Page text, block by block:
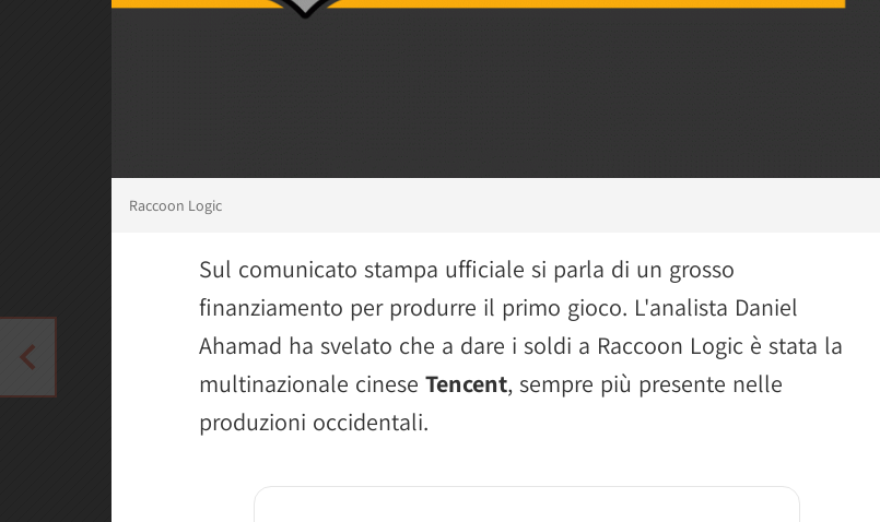
Raccoon Logic
Sul comunicato stampa ufficiale si parla di un grosso
finanziamento per produrre il primo gioco. L'analista Daniel
Ahamad ha svelato che a dare i soldi a Raccoon Logic è stata la
multinazionale cinese Tencent, sempre più presente nelle
produzioni occidentali.